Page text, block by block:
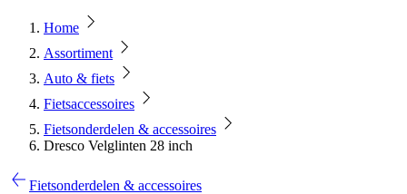
Home
Assortiment
Auto & fiets
Fietsaccessoires
Fietsonderdelen & accessoires
Dresco Velglinten 28 inch
Fietsonderdelen & accessoires